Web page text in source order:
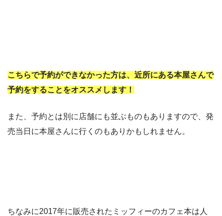
こちらで予約ができなかった方は、近所にある本屋さんで
予約をすることをオススメします！
また、予約とは別に店舗にも並ぶものもありますので、発
売当日に本屋さんに行くのもありかもしれません。
ちなみに2017年に販売されたミッフィーのカフェ本は人